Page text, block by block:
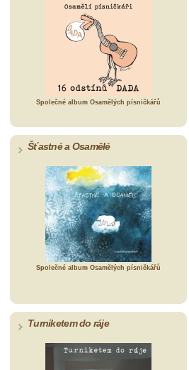
Společné album Osamělých písničkářů
Šťastné a Osamělé
Společné album Osamělých písničkářů
Turniketem do ráje